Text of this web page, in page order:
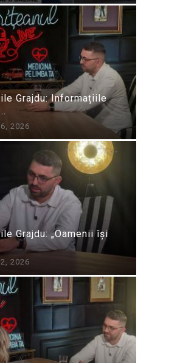
Grajdu: Informațiile
2026
Grajdu: „Oamenii își
2026